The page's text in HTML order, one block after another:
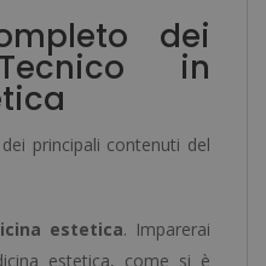
dei
in
principali contenuti del
estetica. Imparerai
estetica, come si è